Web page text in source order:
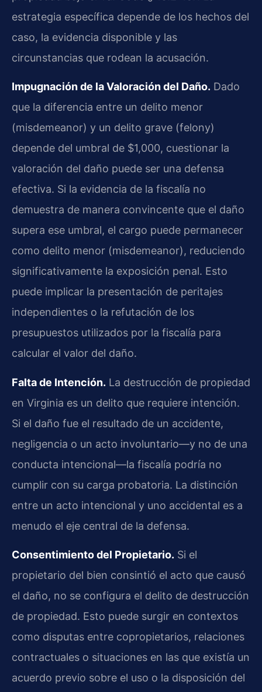
estrategia específica depende de los hechos del
caso, la evidencia disponible y las
circunstancias que rodean la acusación.
Impugnación de la Valoración del Daño. Dado
que la diferencia entre un delito menor
(misdemeanor) y un delito grave (felony)
depende del umbral de $1,000, cuestionar la
valoración del daño puede ser una defensa
efectiva. Si la evidencia de la fiscalía no
demuestra de manera convincente que el daño
supera ese umbral, el cargo puede permanecer
como delito menor (misdemeanor), reduciendo
significativamente la exposición penal. Esto
puede implicar la presentación de peritajes
independientes o la refutación de los
presupuestos utilizados por la fiscalía para
calcular el valor del daño.
Falta de Intención. La destrucción de propiedad
en Virginia es un delito que requiere intención.
Si el daño fue el resultado de un accidente,
negligencia o un acto involuntario—y no de una
conducta intencional—la fiscalía podría no
cumplir con su carga probatoria. La distinción
entre un acto intencional y uno accidental es a
menudo el eje central de la defensa.
Consentimiento del Propietario. Si el
propietario del bien consintió el acto que causó
el daño, no se configura el delito de destrucción
de propiedad. Esto puede surgir en contextos
como disputas entre copropietarios, relaciones
contractuales o situaciones en las que existía un
acuerdo previo sobre el uso o la disposición del